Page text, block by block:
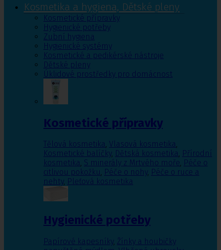
Kosmetika a hygiena, Dětské pleny
Kosmetické přípravky
Hygienické potřeby
Zubní hygiena
Hygienické systémy
Kosmetické a pedikérské nástroje
Dětské pleny
Úklidové prostředky pro domácnost
Kosmetické přípravky
Tělová kosmetika, Vlasová kosmetika,
Kosmetické balíčky, Dětská kosmetika, Přírodní
kosmetika, S minerály z Mrtvého moře, Péče o
citlivou pokožku, Péče o nohy, Péče o ruce a
nehty, Pleťová kosmetika
Hygienické potřeby
Papírové kapesníky, Žínky a houbičky